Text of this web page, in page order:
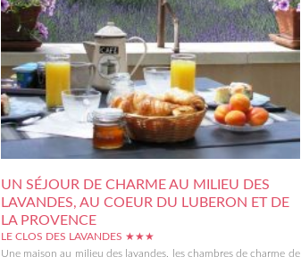
UN SÉJOUR DE CHARME AU MILIEU DES
LAVANDES, AU COEUR DU LUBERON ET DE
LA PROVENCE
LE CLOS DES LAVANDES ★★★
Une maison au milieu des lavandes, les chambres de charme de